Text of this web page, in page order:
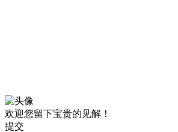
欢迎您留下宝贵的见解！
提交